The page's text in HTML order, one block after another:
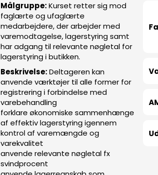
Målgruppe:Kurset retter sig mod
faglærte og ufaglærte
medarbejdere, der arbejder med
varemodtagelse, lagerstyring samt
har adgang til relevante nøgletal for
lagerstyring i butikken.
Beskrivelse:Deltageren kan
anvende værktøjer til alle former for
registrering i forbindelse med
varebehandling
forklare økonomiske sammenhænge
af effektiv lagerstyring igennem
kontrol af varemængde og
varekvalitet
anvende relevante nøgletal fx
svindprocent